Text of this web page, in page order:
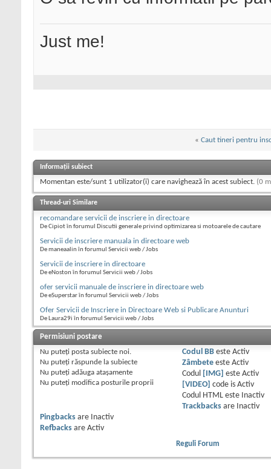
Just me!
« Caut tineri pentru
Informații subiect
Momentan este/sunt 1 utilizator(i) care navighează în acest subiect. (0
Thread-uri Similare
recomandare servicii de inscriere in directoare
De Cipiot în forumul Discutii generale privind optimizarea si motoarele de cautare
Servicii de inscriere manuala in directoare web
De maneaalin în forumul Servicii web / Jobs
Servicii de inscriere in directoare
De eNoston în forumul Servicii web / Jobs
ofer servicii manuale de inscriere in directoare web
De eSuperstar în forumul Servicii web / Jobs
Ofer Servicii de Inscriere in Directoare Web si Publicare Anunturi
De Laura29i în forumul Servicii web / Jobs
Permisiuni postare
Nu puteţi posta subiecte noi.
Nu puteţi răspunde la subiecte
Nu puteţi adăuga ataşamente
Nu puteţi modifica posturile proprii
Codul BBeste Activ
Zâmbeteeste Activ
Codul
[IMG] este Activ
[VIDEO] code is Activ
Codul HTML este
Inactiv
Trackbacksare
Inactiv
Pingbacks are
Inactiv
Refbacks are Activ
Reguli Forum